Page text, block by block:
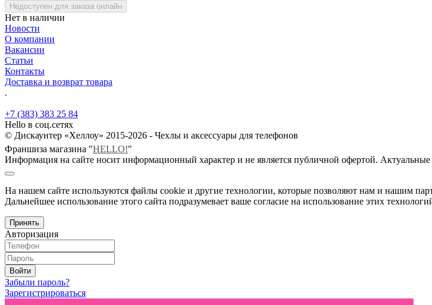
Недоступен для заказа онлайн
Нет в наличии
Новости
О компании
Вакансии
Статьи
Контакты
Доставка и возврат товара
.
+7 (383) 383 25 84
Hello в соц.сетях
© Дискаунтер «Хеллоу» 2015-2026 - Чехлы и аксессуары для телефонов
Франшиза магазина "HELLO!"
Информация на сайте носит информационный характер и не является публичной офертой.
На нашем сайте используются файлы cookie и другие технологии, которые позволяют нам и нашим
Дальнейшее использование этого сайта подразумевает ваше согласие на использование этих
Принять
Авторизация
Войти
Забыли пароль?
Зарегистрироваться